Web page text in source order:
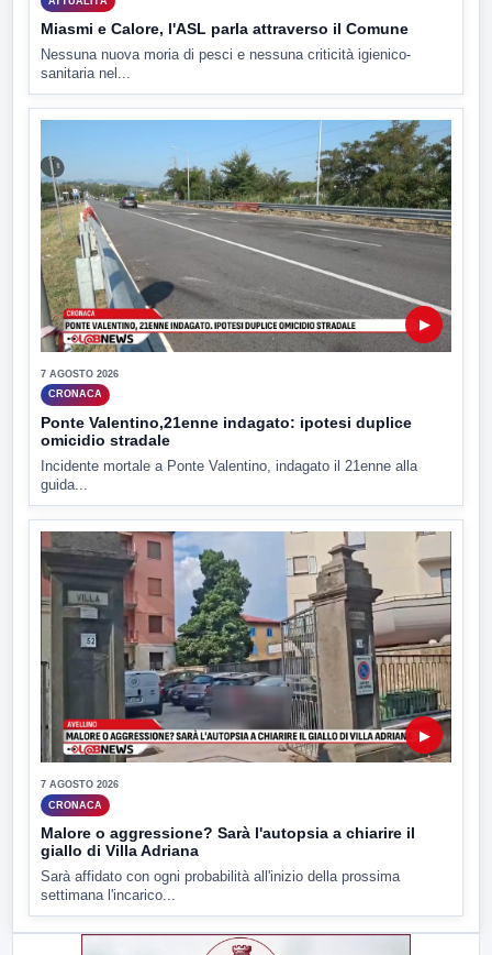
Miasmi e Calore, l'ASL parla attraverso il Comune
Nessuna nuova moria di pesci e nessuna criticità igienico-
sanitaria nel...
▶
7 AGOSTO 2026
CRONACA
Ponte Valentino,21enne indagato: ipotesi duplice
omicidio stradale
Incidente mortale a Ponte Valentino, indagato il 21enne alla
guida...
▶
7 AGOSTO 2026
CRONACA
Malore o aggressione? Sarà l'autopsia a chiarire il
giallo di Villa Adriana
Sarà affidato con ogni probabilità all'inizio della prossima
settimana l'incarico...